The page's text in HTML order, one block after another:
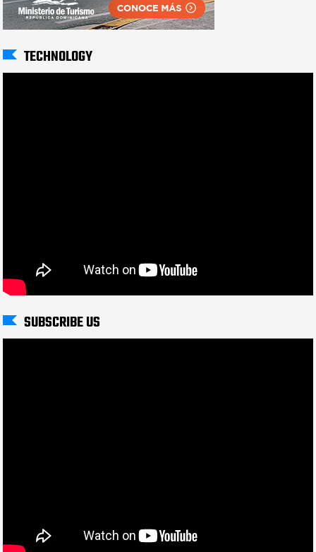
TECHNOLOGY
SUBSCRIBE US